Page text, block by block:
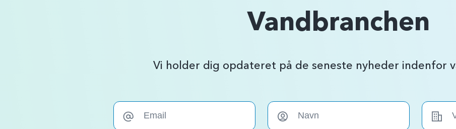
Vandbranchen
Vi holder dig opdateret på de seneste nyheder indenfor